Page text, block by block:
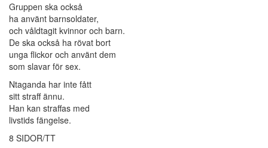
Gruppen ska också
ha använt barnsoldater,
och våldtagit kvinnor och barn.
De ska också ha rövat bort
unga flickor och använt dem
som slavar för sex.
Ntaganda har inte fått
sitt straff ännu.
Han kan straffas med
livstids fängelse.
8 SIDOR/TT